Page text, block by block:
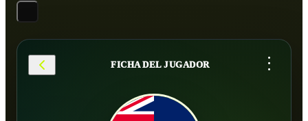
FICHA DEL JUGADOR ...